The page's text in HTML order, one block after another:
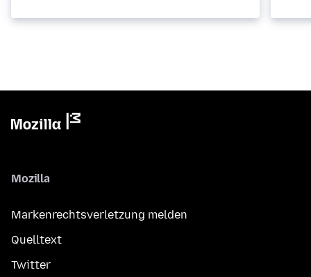
Mozilla
Markenrechtsverletzung melden
Quelltext
Twitter